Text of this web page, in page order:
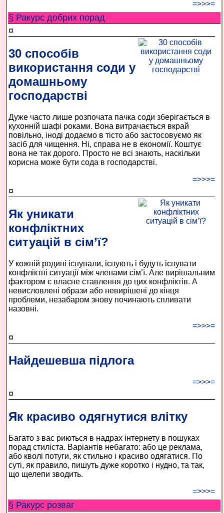
=>>>=
§ Ракурс добрих порад
¤
30 способів
використання соди у
домашньому
господарстві
Дуже часто лише розпочата пачка соди зберігається в
кухонній шафі роками. Вона витрачається вкрай
повільно, іноді додаємо в тісто або застосовуємо як
засіб для чищення. Ні, справа не в економії. Коштує
вона не так дорого. Просто не всі знають, наскільки
корисна може бути сода в господарстві.
=>>>=
¤
Як уникати
конфліктних
ситуацій в сім’ї?
У кожній родині існували, існують і будуть існувати
конфліктні ситуації між членами сім’ї. Але вирішальним
фактором є власне ставлення до цих конфліктів. А
невисловлені образи або невирішені до кінця
проблеми, незабаром знову починають спливати
назовні.
=>>>=
¤
Найдешевша підлога
=>>>=
¤
Як красиво одягнутися влітку
Багато з вас риються в надрах інтернету в пошуках
порад стиліста. Варіантів небагато: або це реклама,
або кволі потуги, як стильно і красиво одягатися. По
суті, як правило, пишуть дуже коротко і нудно, та так,
що щелепи зводить.
=>>>=
§ Ракурс розваг